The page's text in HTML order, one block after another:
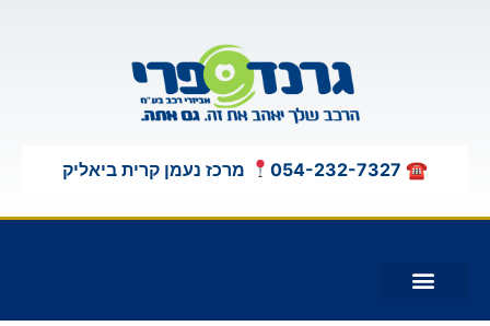
☎ 054-232-7327 מרכז נעמן קרית ביאליק